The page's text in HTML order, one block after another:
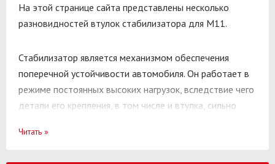
На этой странице сайта представлены несколько
разновидностей втулок стабилизатора для М11.
Стабилизатор является механизмом обеспечения
поперечной устойчивости автомобиля. Он работает в
режиме постоянных высоких нагрузок, вследствие чего
детали его крепления, в том числе и втулка, сильно
Читать »